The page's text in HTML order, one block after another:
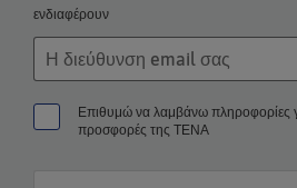
ενδιαφέρουν
Επιθυμώ να λαμβάνω πληροφορίες
προσφορές της ΤΕΝΑ